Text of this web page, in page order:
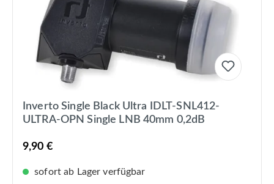
Inverto Single Black Ultra IDLT-SNL412-
ULTRA-OPN Single LNB 40mm 0,2dB
9,90 €
sofort ab Lager verfügbar